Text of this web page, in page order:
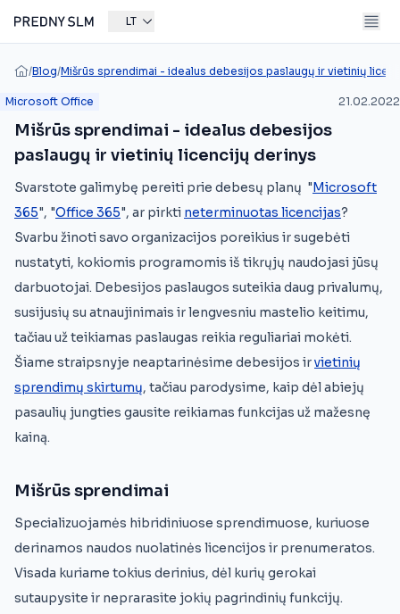
LT
/Blog/Mišrūs sprendimai - idealus debesijos paslaugų ir vietinių
Microsoft Office 21.02.2022
Mišrūs sprendimai - idealus debesijos
paslaugų ir vietinių licencijų derinys
Svarstote galimybę pereiti prie debesų planų "Microsoft
365", "Office 365", ar pirkti neterminuotas licencijas?
Svarbu žinoti savo organizacijos poreikius ir sugebėti
nustatyti, kokiomis programomis iš tikrųjų naudojasi jūsų
darbuotojai. Debesijos paslaugos suteikia daug privalumų,
susijusių su atnaujinimais ir lengvesniu mastelio keitimu,
tačiau už teikiamas paslaugas reikia reguliariai mokėti.
Šiame straipsnyje neaptarinėsime debesijos irvietinių
sprendimų skirtumų, tačiau parodysime, kaip dėl abiejų
pasaulių jungties gausite reikiamas funkcijas už mažesnę
kainą.
Mišrūs sprendimai
Specializuojamės hibridiniuose sprendimuose, kuriuose
derinamos naudos nuolatinės licencijos ir prenumeratos.
Visada kuriame tokius derinius, dėl kurių gerokai
sutaupysite ir neprarasite jokių pagrindinių funkcijų.